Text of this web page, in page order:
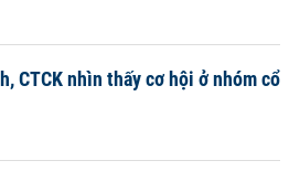
CTCK nhìn thấy cơ hội ở nhóm cổ